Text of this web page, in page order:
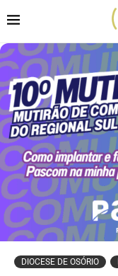
DIOCESE DE OSÓRIO